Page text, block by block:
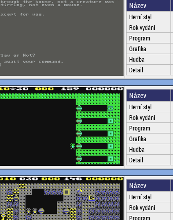
Název
Herní styl
Rok vydání
Program
Grafika
Hudba
Detail
Název
Herní styl
Rok vydání
Program
Grafika
Hudba
Detail
Název
Herní styl
Rok vydání
Program